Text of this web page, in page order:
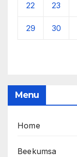
22 23
29 30
Menu
Home
Beekumsa